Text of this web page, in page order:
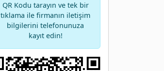
QR Kodu tarayın ve tek bir
tıklama ile firmanın iletişim
bilgilerini telefonunuza
kayıt edin!